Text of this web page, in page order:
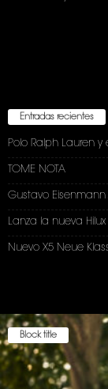
Entradas recientes
Polo Ralph Lauren y
TOME NOTA
Gustavo Eisenmann
Lanza la nueva
Nuevo X5 Neue
Block title